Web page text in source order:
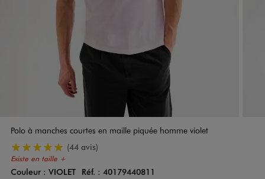
Polo à manches courtes en maille piquée homme violet
Existe en taille +
5/5 de moyenne(44 avis)
Couleur
Couleur : VIOLET Réf. : 40179440811